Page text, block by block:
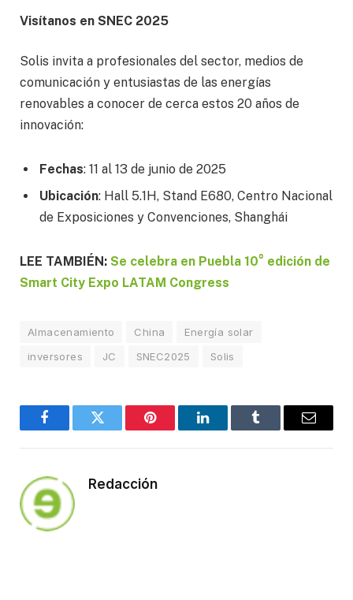
Visítanos en SNEC 2025
Solis invita a profesionales del sector, medios de
comunicación y entusiastas de las energías
renovables a conocer de cerca estos 20 años de
innovación:
Fechas: 11 al 13 de junio de 2025
Ubicación: Hall 5.1H, Stand E680, Centro Nacional
de Exposiciones y Convenciones, Shanghái
LEE TAMBIÉN: Se celebra en Puebla 10° edición de
Smart City Expo LATAM Congress
Almacenamiento China
Energía solar
inversores
JC SNEC2025 Solis
FacebookTwitter Pinterest LinkedInTumblr Email
Redacción